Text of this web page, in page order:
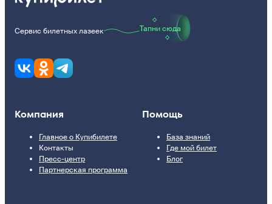
Сервис билетных лазеек Тапни сюда
Компания
Главное о Купибилете
Контакты
Пресс-центр
Партнерская программа
Помощь
База знаний
Где мой билет
Блог